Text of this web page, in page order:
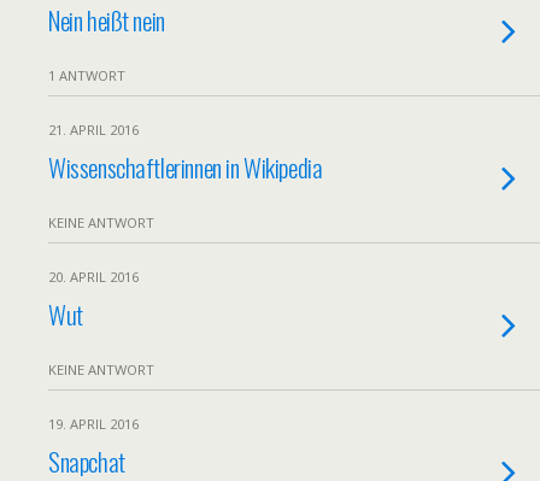
Nein heißt nein
1 ANTWORT
21. APRIL 2016
Wissenschaftlerinnen in Wikipedia
KEINE ANTWORT
20. APRIL 2016
Wut
KEINE ANTWORT
19. APRIL 2016
Snapchat